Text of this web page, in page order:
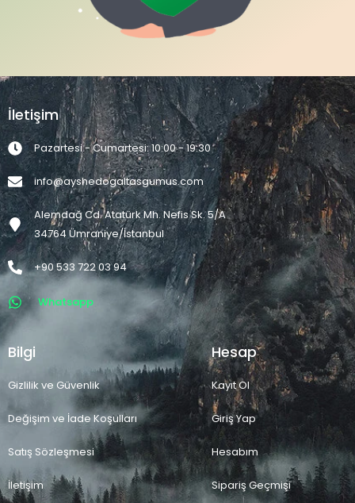
İletişim
Pazartesi - Cumartesi: 10:00 - 19:30
info@ayshedogaltasgumus.com
Alemdağ Cd. Atatürk Mh. Nefis Sk. 5/A
34764 Ümraniye/İstanbul
+90 533 722 03 94
Whatsapp
Bilgi
Gizlilik ve Güvenlik
Değişim ve İade Koşulları
Satış Sözleşmesi
İletişim
Hesap
Kayıt Ol
Giriş Yap
Hesabım
Sipariş Geçmişi